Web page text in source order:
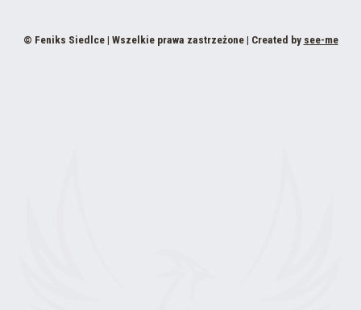
© Feniks Siedlce | Wszelkie prawa zastrzeżone | Created by see-me